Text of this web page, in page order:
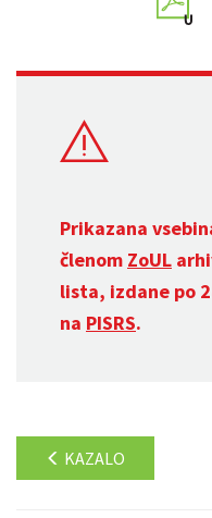
Prikazana
členom ZoUL
lista, izdane po
na PISRS.
KAZALO